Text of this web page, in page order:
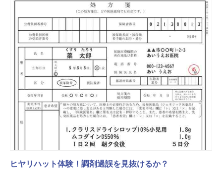
ヒヤリハット体験！調剤過誤を見抜けるか？